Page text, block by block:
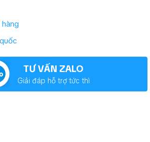
TƯ VẤN ZALO
Giải đáp hỗ trợ tức thì